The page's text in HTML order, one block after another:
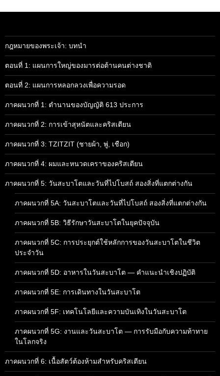
กฎหมายของพระเจ้า: บทนำ
ตอนที่ 1: แผนการใหญ่ของมารต่อต้านคนต่างชาติ
ตอนที่ 2: แผนการหลอกลวงเพื่อความรอด
ภาคผนวกที่ 1: ตำนานของบัญญัติ 613 ประการ
ภาคผนวกที่ 2: การเข้าสุหนัตและคริสเตียน
ภาคผนวกที่ 3: TZITZIT (ชายผ้า, พู่, เชือก)
ภาคผนวกที่ 4: ผมและหนวดเคราของคริสเตียน
ภาคผนวกที่ 5: วันสะบาโตและวันที่ไปโบสถ์ สองสิ่งที่แตกต่างกัน
ภาคผนวกที่ 5A: วันสะบาโตและวันที่ไปโบสถ์ สองสิ่งที่แตกต่างกัน
ภาคผนวกที่ 5B: วิธีรักษาวันสะบาโตในยุคปัจจุบัน
ภาคผนวกที่ 5C: การประยุกต์ใช้หลักการของวันสะบาโตในชีวิต
ประจำวัน
ภาคผนวกที่ 5D: อาหารในวันสะบาโต — คำแนะนำเชิงปฏิบัติ
ภาคผนวกที่ 5E: การเดินทางในวันสะบาโต
ภาคผนวกที่ 5F: เทคโนโลยีและความบันเทิงในวันสะบาโต
ภาคผนวกที่ 5G: งานและวันสะบาโต — การรับมือกับความท้าทาย
ในโลกจริง
ภาคผนวกที่ 6: เนื้อสัตว์ต้องห้ามสำหรับคริสเตียน